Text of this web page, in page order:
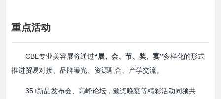
重点活动
CBE专业美容展将通过“展、会、节、奖、宴”多样化的形式
推进贸易对接、品牌曝光、资源融合、产学交流。
35+新品发布会、高峰论坛，颁奖晚宴等精彩活动同频共